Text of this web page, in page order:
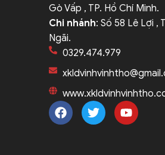
Gò Vấp , TP. Hồ Chí Minh.
Chi nhánh: Số 58 Lê Lợi ,
Ngãi.
0329.474.979